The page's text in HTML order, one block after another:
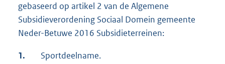
gebaseerd op artikel 2 van de Algemene
Subsidieverordening Sociaal Domein gemeente
Neder-Betuwe 2016 Subsidieterreinen:
1. Sportdeelname.